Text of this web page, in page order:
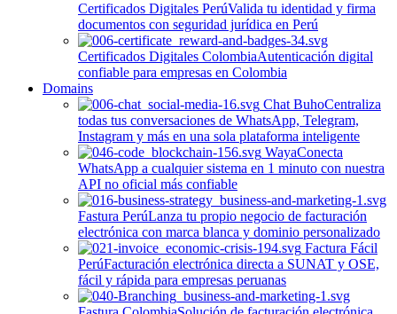
Certificados Digitales PerúValida tu identidad y firma
documentos con seguridad jurídica en Perú
Certificados Digitales ColombiaAutenticación digital
confiable para empresas en Colombia
Domains
Chat BuhoCentraliza
todas tus conversaciones de WhatsApp, Telegram,
Instagram y más en una sola plataforma inteligente
WayaConecta
WhatsApp a cualquier sistema en 1 minuto con nuestra
API no oficial más confiable
Fastura PerúLanza tu propio negocio de facturación
electrónica con marca blanca y dominio personalizado
Factura Fácil
PerúFacturación electrónica directa a SUNAT y OSE,
fácil y rápida para empresas peruanas